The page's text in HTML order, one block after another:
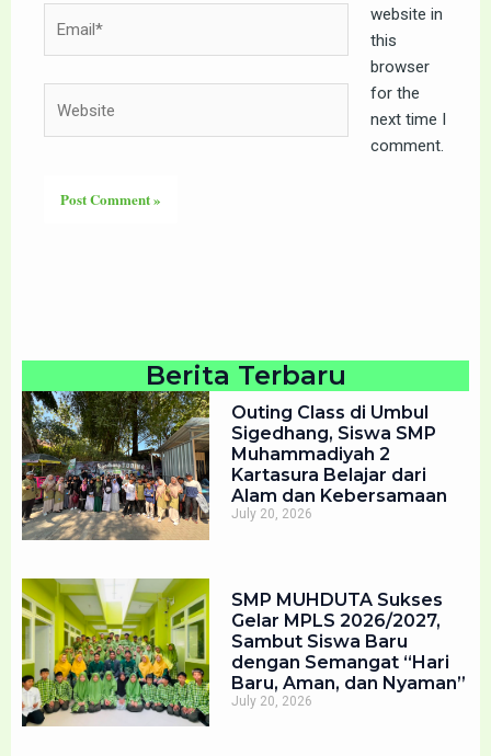
website in
this
browser
for the
next time I
comment.
Berita Terbaru
Outing Class di Umbul
Sigedhang, Siswa SMP
Muhammadiyah 2
Kartasura Belajar dari
Alam dan Kebersamaan
July 20, 2026
SMP MUHDUTA Sukses
Gelar MPLS 2026/2027,
Sambut Siswa Baru
dengan Semangat “Hari
Baru, Aman, dan Nyaman”
July 20, 2026